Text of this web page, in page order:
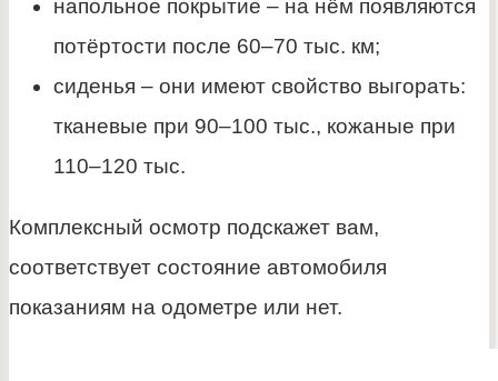
напольное покрытие – на нём появляются
потёртости после 60–70 тыс. км;
сиденья – они имеют свойство выгорать:
тканевые при 90–100 тыс., кожаные при
110–120 тыс.
Комплексный осмотр подскажет вам,
соответствует состояние автомобиля
показаниям на одометре или нет.